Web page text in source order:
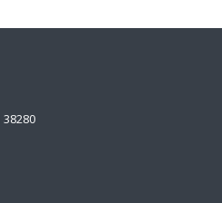
38280